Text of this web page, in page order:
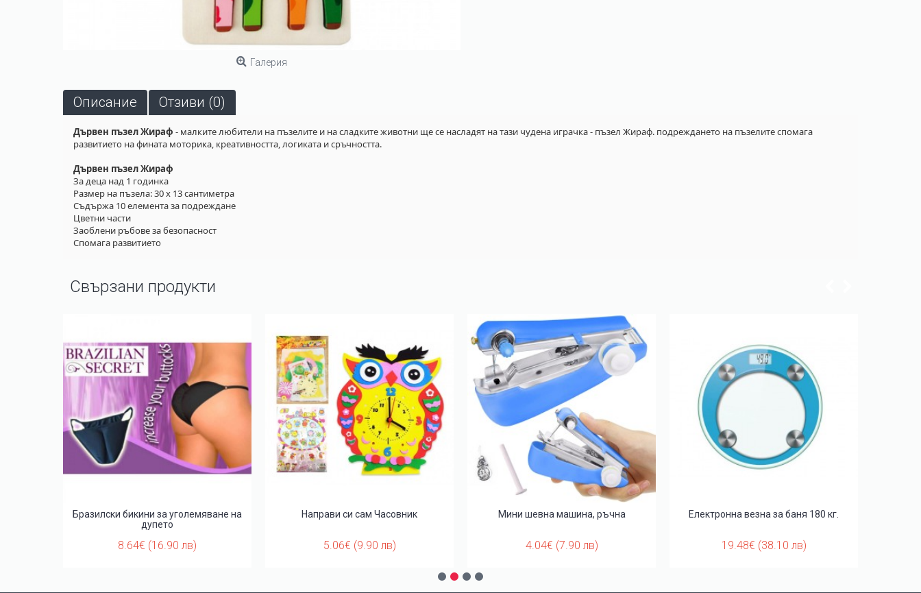
Галерия
Описание Отзиви (0)
Дървен пъзел Жираф - малките любители на пъзелите и на сладките животни ще се насладят на тази чудена играчка - пъзел Жираф. подреждането на пъзелите спомага
развитието на фината моторика, креативността, логиката и сръчността.
Дървен пъзел Жираф
За деца над 1 годинка
Размер на пъзела: 30 х 13 сантиметра
Съдържа 10 елемента за подреждане
Цветни части
Заоблени ръбове за безопасност
Спомага развитието
Свързани продукти
Бразилски бикини за уголемяване на
дупето
8.64€ (16.90 лв)
Направи си сам Часовник
5.06€ (9.90 лв)
Мини шевна машина, ръчна
4.04€ (7.90 лв)
Електронна везна за баня 180 кг.
19.48€ (38.10 лв)